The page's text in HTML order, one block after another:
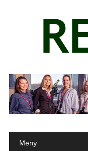
Main
Meny